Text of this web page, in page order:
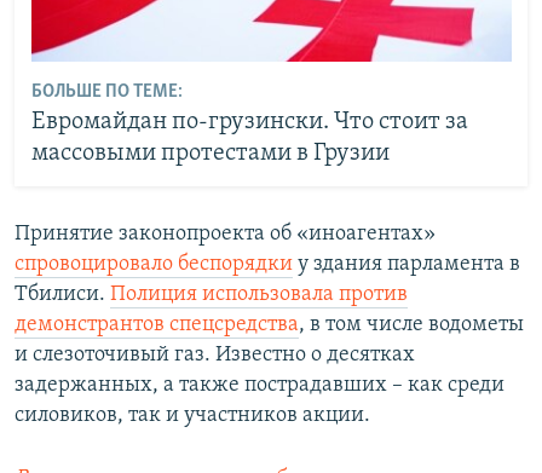
БОЛЬШЕ ПО ТЕМЕ:
Евромайдан по-грузински. Что стоит за
массовыми протестами в Грузии
Принятие законопроекта об «иноагентах»
спровоцировало беспорядки у здания парламента в
Тбилиси. Полиция использовала против
демонстрантов спецсредства, в том числе водометы
и слезоточивый газ. Известно о десятках
задержанных, а также пострадавших – как среди
силовиков, так и участников акции.